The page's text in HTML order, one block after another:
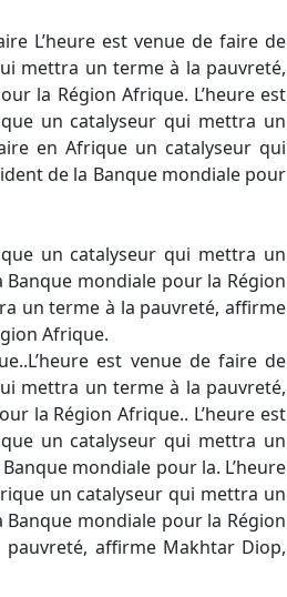
L’heure est venue de faire de
mettra un terme à la pauvreté,
la Région Afrique. L’heure est
un catalyseur qui mettra un
en Afrique un catalyseur qui
de la Banque mondiale pour
un catalyseur qui mettra un
mondiale pour la Région
un terme à la pauvreté, affirme
Afrique.
est venue de faire de
mettra un terme à la pauvreté,
la Région Afrique.. L’heure est
un catalyseur qui mettra un
mondiale pour la. L’heure
un catalyseur qui mettra un
mondiale pour la Région
affirme Makhtar Diop,